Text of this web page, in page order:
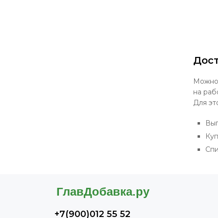
Можно
на
Для
+7(900)012 55 52